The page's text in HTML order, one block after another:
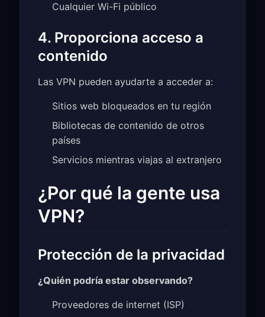
Cualquier Wi-Fi público
4. Proporciona acceso a
contenido
Las VPN pueden ayudarte a acceder a:
Sitios web bloqueados en tu región
Bibliotecas de contenido de otros
países
Servicios mientras viajas al extranjero
¿Por qué la gente usa
VPN?
Protección de la privacidad
¿Quién podría estar observando?
Proveedores de internet (ISP)